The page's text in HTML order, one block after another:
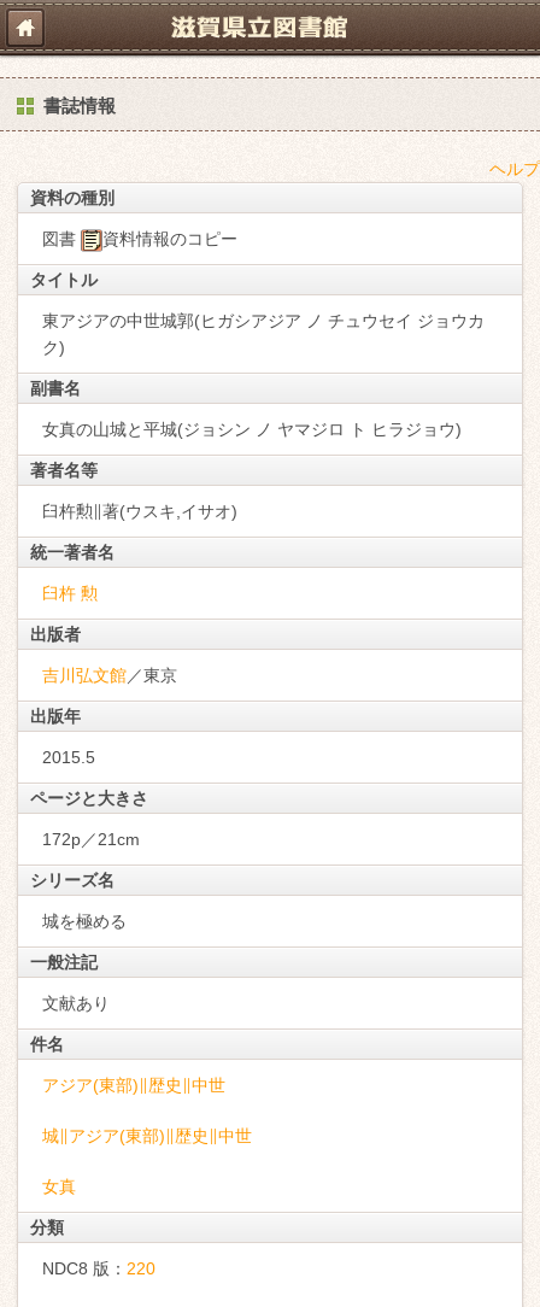
書誌情報
ヘルプ
資料の種別
図書 資料情報のコピー
タイトル
東アジアの中世城郭(ヒガシアジア ノ チュウセイ ジョウカ
ク)
副書名
女真の山城と平城(ジョシン ノ ヤマジロ ト ヒラジョウ)
著者名等
臼杵勲∥著(ウスキ,イサオ)
統一著者名
臼杵 勲
出版者
吉川弘文館／東京
出版年
2015.5
ページと大きさ
172p／21cm
シリーズ名
城を極める
一般注記
文献あり
件名
アジア(東部)∥歴史∥中世
城∥アジア(東部)∥歴史∥中世
女真
分類
NDC8 版： 220